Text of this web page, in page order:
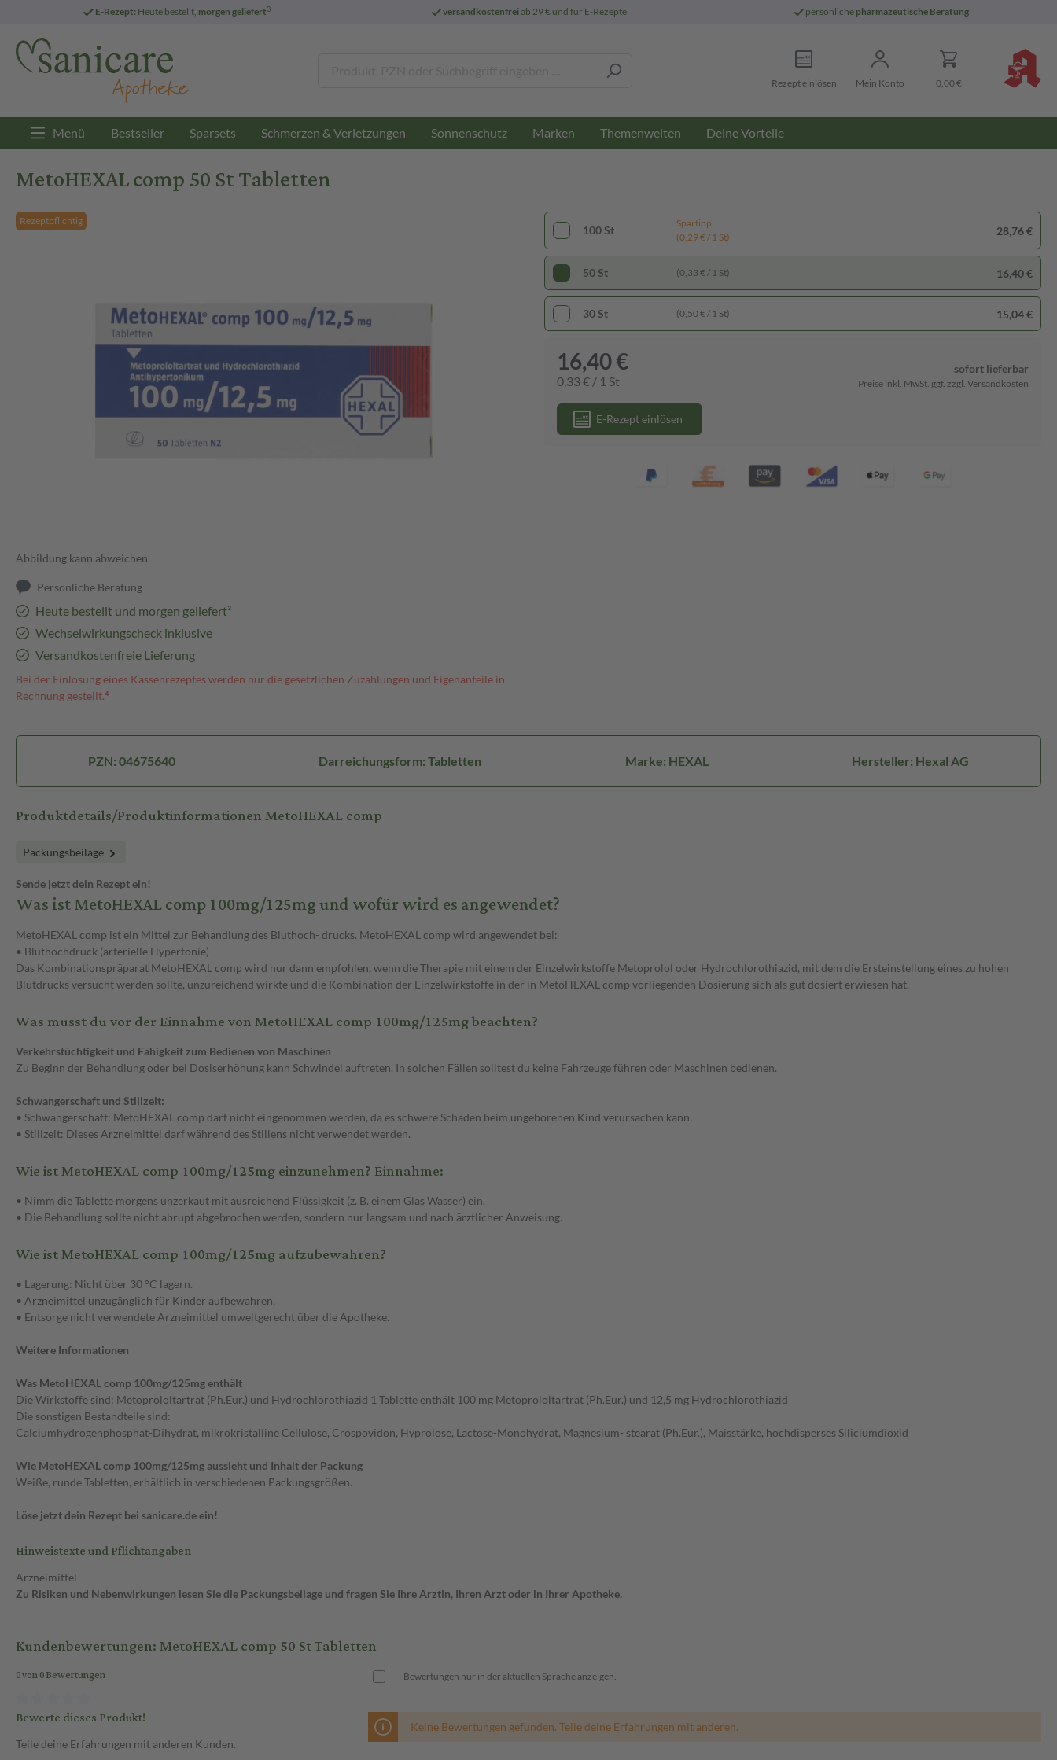
E-Rezept: Heute bestellt, morgen geliefert3 versandkostenfreiab 29 € und für E-Rezepte persönliche pharmazeutische Beratung
Rezept einlösen Mein Konto 0,00 €
Menü Bestseller Sparsets Schmerzen & Verletzungen Sonnenschutz Marken Themenwelten Deine Vorteile
MetoHEXAL comp 50 St Tabletten
Rezeptpflichtig
Abbildung kann abweichen
Persönliche Beratung
Heute bestellt und morgen geliefert³
Wechselwirkungscheck inklusive
Versandkostenfreie Lieferung
Bei der Einlösung eines Kassenrezeptes werden nur die gesetzlichen Zuzahlungen und Eigenanteile in
Rechnung gestellt.⁴
100 St
Spartipp
(0,29 € / 1 St)
28,76 €
50 St (0,33 € / 1 St) 16,40 €
30 St (0,50 € / 1 St) 15,04 €
16,40 €
0,33 € / 1 St
sofort lieferbar
Preise inkl. MwSt. ggf. zzgl. Versandkosten
E-Rezept einlösen
PZN: 04675640 Darreichungsform: Tabletten Marke: HEXAL Hersteller: Hexal AG
Produktdetails/Produktinformationen MetoHEXAL comp
Packungsbeilage
Sende jetzt dein Rezept ein!
Was ist MetoHEXAL comp 100mg/125mg und wofür wird es angewendet?
MetoHEXAL comp ist ein Mittel zur Behandlung des Bluthoch- drucks. MetoHEXAL comp wird angewendet bei:
• Bluthochdruck (arterielle Hypertonie)
Das Kombinationspräparat MetoHEXAL comp wird nur dann empfohlen, wenn die Therapie mit einem der Einzelwirkstoffe Metoprolol oder Hydrochlorothiazid, mit dem die Ersteinstellung eines zu hohen
Blutdrucks versucht werden sollte, unzureichend wirkte und die Kombination der Einzelwirkstoffe in der in MetoHEXAL comp vorliegenden Dosierung sich als gut dosiert erwiesen hat.
Was musst du vor der Einnahme von MetoHEXAL comp 100mg/125mg beachten?
Verkehrstüchtigkeit und Fähigkeit zum Bedienen von Maschinen
Zu Beginn der Behandlung oder bei Dosiserhöhung kann Schwindel auftreten. In solchen Fällen solltest du keine Fahrzeuge führen oder Maschinen bedienen.
Schwangerschaft und Stillzeit:
• Schwangerschaft: MetoHEXAL comp darf nicht eingenommen werden, da es schwere Schäden beim ungeborenen Kind verursachen kann.
• Stillzeit: Dieses Arzneimittel darf während des Stillens nicht verwendet werden.
Wie ist MetoHEXAL comp 100mg/125mg einzunehmen? Einnahme:
• Nimm die Tablette morgens unzerkaut mit ausreichend Flüssigkeit (z. B. einem Glas Wasser) ein.
• Die Behandlung sollte nicht abrupt abgebrochen werden, sondern nur langsam und nach ärztlicher Anweisung.
Wie ist MetoHEXAL comp 100mg/125mg aufzubewahren?
• Lagerung: Nicht über 30 °C lagern.
• Arzneimittel unzugänglich für Kinder aufbewahren.
• Entsorge nicht verwendete Arzneimittel umweltgerecht über die Apotheke.
Weitere Informationen
Was MetoHEXAL comp 100mg/125mg enthält
Die Wirkstoffe sind: Metoprololtartrat (Ph.Eur.) und Hydrochlorothiazid 1 Tablette enthält 100 mg Metoprololtartrat (Ph.Eur.) und 12,5 mg Hydrochlorothiazid
Die sonstigen Bestandteile sind:
Calciumhydrogenphosphat-Dihydrat, mikrokristalline Cellulose, Crospovidon, Hyprolose, Lactose-Monohydrat, Magnesium- stearat (Ph.Eur.), Maisstärke, hochdisperses Siliciumdioxid
Wie MetoHEXAL comp 100mg/125mg aussieht und Inhalt der Packung
Weiße, runde Tabletten, erhältlich in verschiedenen Packungsgrößen.
Löse jetzt dein Rezept bei sanicare.de ein!
Hinweistexte und Pflichtangaben
Arzneimittel
Zu Risiken und Nebenwirkungen lesen Sie die Packungsbeilage und fragen Sie Ihre Ärztin, Ihren Arzt oder in Ihrer Apotheke.
Kundenbewertungen: MetoHEXAL comp 50 St Tabletten
0 von 0 Bewertungen
Bewerte dieses Produkt!
Teile deine Erfahrungen mit anderen Kunden.
Bewertungen nur in der aktuellen Sprache anzeigen.
Keine Bewertungen gefunden. Teile deine Erfahrungen mit anderen.